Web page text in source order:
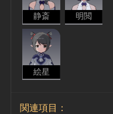
静斎 明閲
絵星
関連項目：